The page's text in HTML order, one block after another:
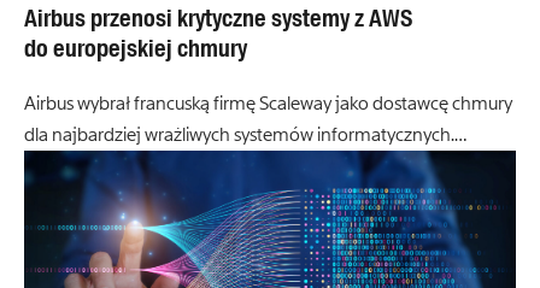
Airbus przenosi krytyczne systemy z AWS
do europejskiej chmury
Airbus wybrał francuską firmę Scaleway jako dostawcę chmury
dla najbardziej wrażliwych systemów informatycznych.…